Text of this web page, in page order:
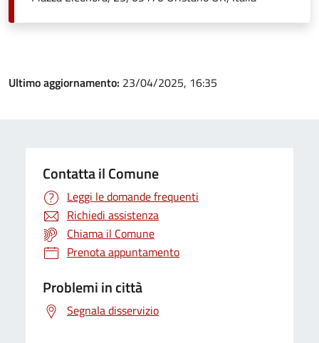
Ultimo aggiornamento: 23/04/2025, 16:35
Contatta il Comune
Leggi le domande frequenti
Richiedi assistenza
Chiama il Comune
Prenota appuntamento
Problemi in città
Segnala disservizio